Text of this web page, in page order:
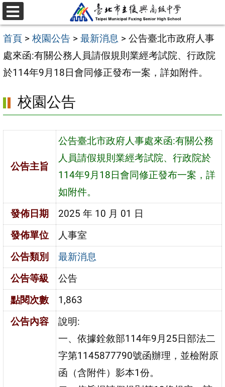
跳
至
主
要
內
區
選
單
首頁 > 校園公告 > 最新消息 > 公告臺北市政府人事
處來函:有關公務人員請假規則業經考試院、行政院
於114年9月18日會同修正發布一案，詳如附件。
校園公告
公告主旨
公告臺北市政府人事處來函:有關公務
人員請假規則業經考試院、行政院於
114年9月18日會同修正發布一案，詳
如附件。
發佈日期
2025 年 10 月 01 日
發佈單位
人事室
公告類別
最新消息
公告等級
公告
點閱次數
1,863
公告內容
說明:
一、依據銓敘部114年9月25日部法二
字第1145877790號函辦理，並檢附原
函（含附件）影本1份。